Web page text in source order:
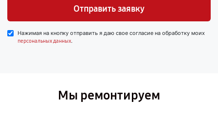
Отправить заявку
Нажимая на кнопку отправить я даю свое согласие на обработку моих
персональных данных.
Мы ремонтируем